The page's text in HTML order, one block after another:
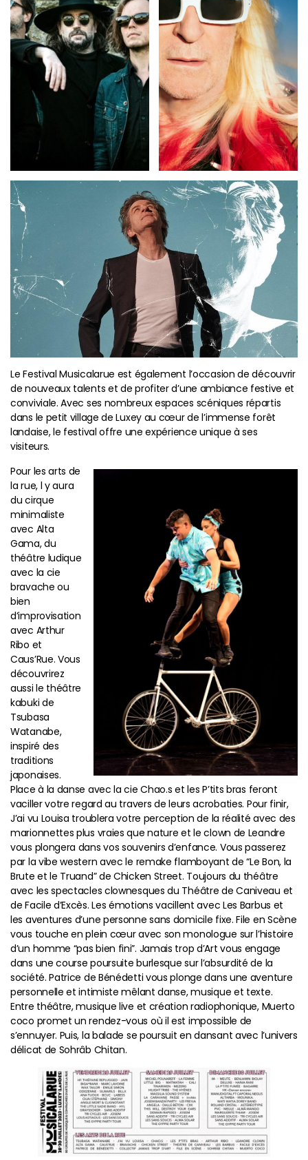
Le Festival Musicalarue est également l’occasion de découvrir
de nouveaux talents et de profiter d’une ambiance festive et
conviviale. Avec ses nombreux espaces scéniques répartis
dans le petit village de Luxey au cœur de l’immense forêt
landaise, le festival offre une expérience unique à ses
visiteurs.
Pour les arts de
la rue, l y aura
du cirque
minimaliste
avec Alta
Gama, du
théâtre ludique
avec la cie
bravache ou
bien
d’improvisation
avec Arthur
Ribo et
Caus’Rue. Vous
découvrirez
aussi le théâtre
kabuki de
Tsubasa
Watanabe,
inspiré des
traditions
japonaises.
Place à la danse avec la cie Chao.s et les P’tits bras feront
vaciller votre regard au travers de leurs acrobaties. Pour finir,
J’ai vu Louisa troublera votre perception de la réalité avec des
marionnettes plus vraies que nature et le clown de Leandre
vous plongera dans vos souvenirs d’enfance. Vous passerez
par la vibe western avec le remake flamboyant de “Le Bon, la
Brute et le Truand” de Chicken Street. Toujours du théâtre
avec les spectacles clownesques du Théâtre de Caniveau et
de Facile d’Excès. Les émotions vacillent avec Les Barbus et
les aventures d’une personne sans domicile fixe. File en Scène
vous touche en plein cœur avec son monologue sur l’histoire
d’un homme “pas bien fini”. Jamais trop d’Art vous engage
dans une course poursuite burlesque sur l’absurdité de la
société. Patrice de Bénédetti vous plonge dans une aventure
personnelle et intimiste mêlant danse, musique et texte.
Entre théâtre, musique live et création radiophonique, Muerto
coco promet un rendez-vous où il est impossible de
s’ennuyer. Puis, la balade se poursuit en dansant avec l’univers
délicat de Sohrâb Chitan.